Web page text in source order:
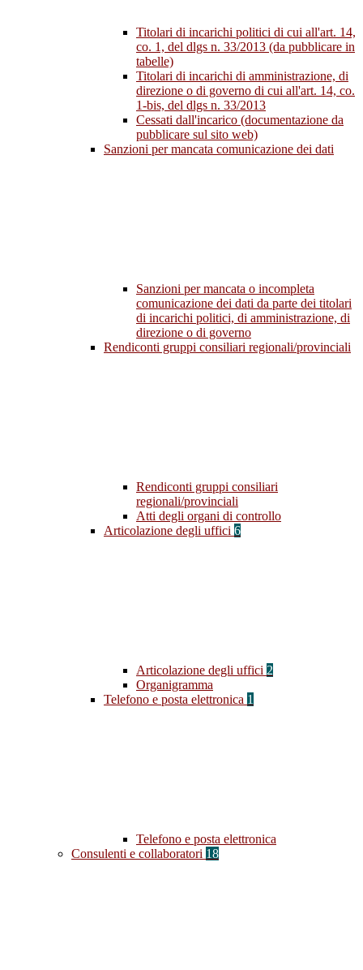
Titolari di incarichi politici di cui all'art. 14,
co. 1, del dlgs n. 33/2013 (da pubblicare in
tabelle)
Titolari di incarichi di amministrazione, di
direzione o di governo di cui all'art. 14, co.
1-bis, del dlgs n. 33/2013
Cessati dall'incarico (documentazione da
pubblicare sul sito web)
Sanzioni per mancata comunicazione dei dati
Sanzioni per mancata o incompleta
comunicazione dei dati da parte dei titolari
di incarichi politici, di amministrazione, di
direzione o di governo
Rendiconti gruppi consiliari regionali/provinciali
Rendiconti gruppi consiliari
regionali/provinciali
Atti degli organi di controllo
Articolazione degli uffici 6
Articolazione degli uffici 2
Organigramma
Telefono e posta elettronica 1
Telefono e posta elettronica
Consulenti e collaboratori 18